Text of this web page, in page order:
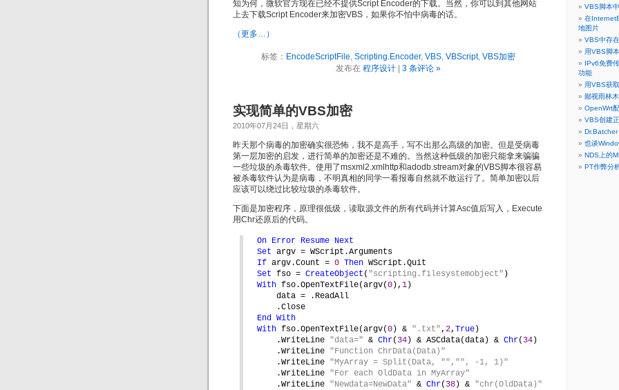
知为何，微软官方现在已经不提供Script Encoder的下载。当然，你可以到其他网站
上去下载Script Encoder来加密VBS，如果你不怕中病毒的话。
（更多…）
标签： EncodeScriptFile, Scripting.Encoder, VBS, VBScript, VBS加密
发布在 程序设计 3 条评论 »
实现简单的VBS加密
2010年07月24日，星期六
昨天那个病毒的加密确实很恐怖，我不是高手，写不出那么高级的加密。但是受病毒
第一层加密的启发，进行简单的加密还是不难的。当然这种低级的加密只能拿来骗骗
一些垃圾的杀毒软件。使用了msxml2.xmlhttp和adodb.stream对象的VBS脚本很容易
被杀毒软件认为是病毒，不明真相的同学一看报毒自然就不敢运行了。简单加密以后
应该可以绕过比较垃圾的杀毒软件。
下面是加密程序，原理很低级，读取源文件的所有代码并计算Asc值后写入，Execute
用Chr还原后的代码。
On Error Resume Next
Set argv = WScript.Arguments
If argv.Count = 0 Then WScript.Quit
Set fso = CreateObject ( "scripting.filesystemobject" )
With fso.OpenTextFile(argv(0 ), 1 )
data = .ReadAll
.Close
End With
With fso.OpenTextFile(argv(0 ) & ".txt", 2, True )
.WriteLine "data=" & Chr( 34 ) & ASCdata(data) & Chr( 34 )
.WriteLine "Function ChrData(Data)"
.WriteLine "MyArray = Split(Data, "","", -1, 1)"
.WriteLine "For each OldData in MyArray"
.WriteLine "Newdata=NewData" & Chr( 38 ) & "chr(OldData)"
VBS脚本
在
地图片
VBS中存
用VBS脚
IPv6免费
功能
用VBS获
鄙视雨林
OpenWrt
VBS创建
也谈
NDS上的
PT作弊分